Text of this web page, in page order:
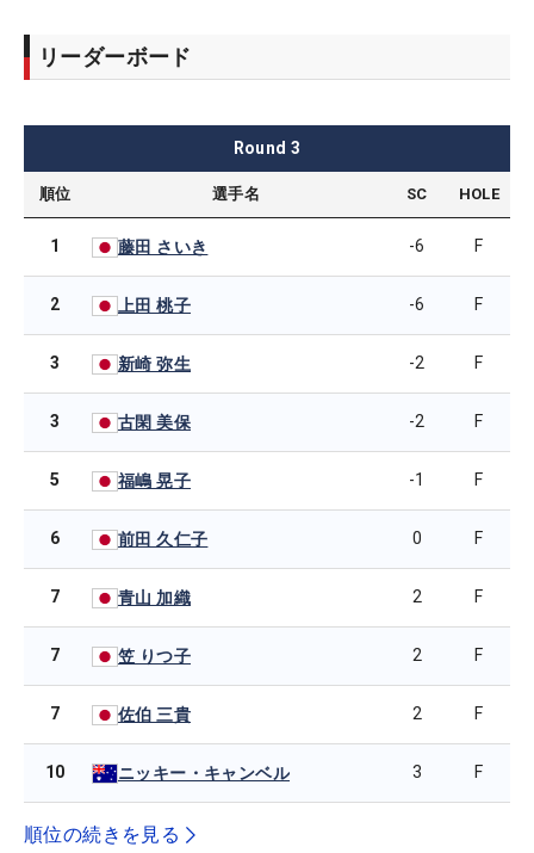
リーダーボード
Round 3
順位 選手名 SC HOLE
1 藤田 さいき -6 F
2 上田 桃子 -6 F
3 新崎 弥生 -2 F
3 古閑 美保 -2 F
5 福嶋 晃子 -1 F
6 前田 久仁子 0 F
7 青山 加織 2 F
7 笠 りつ子 2 F
7 佐伯 三貴 2 F
10 ニッキー・キャンベル 3 F
順位の続きを見る